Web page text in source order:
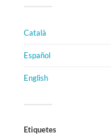
Català
Español
English
Etiquetes